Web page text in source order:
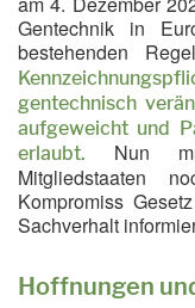
Gentechnik in
bestehenden
gentechnisch
aufgeweicht und
erlaubt.
Nun
Mitgliedstaaten
Kompromiss
Sachverhalt
Hoffnungen